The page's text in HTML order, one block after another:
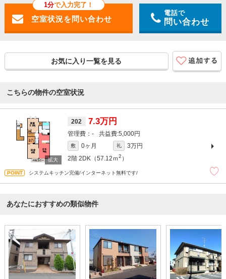
1分で入力完了！
電話で
問い合わせ
お気に入り一覧を見る
こちらの物件の空室状況
202 7.3万円
- 5,000円
敷 0ヶ月 礼
3万円
2階 2DK（57.12ｍ2 ）
システムキッチン完備/インターネット無料です/
あなたにおすすめの類似物件